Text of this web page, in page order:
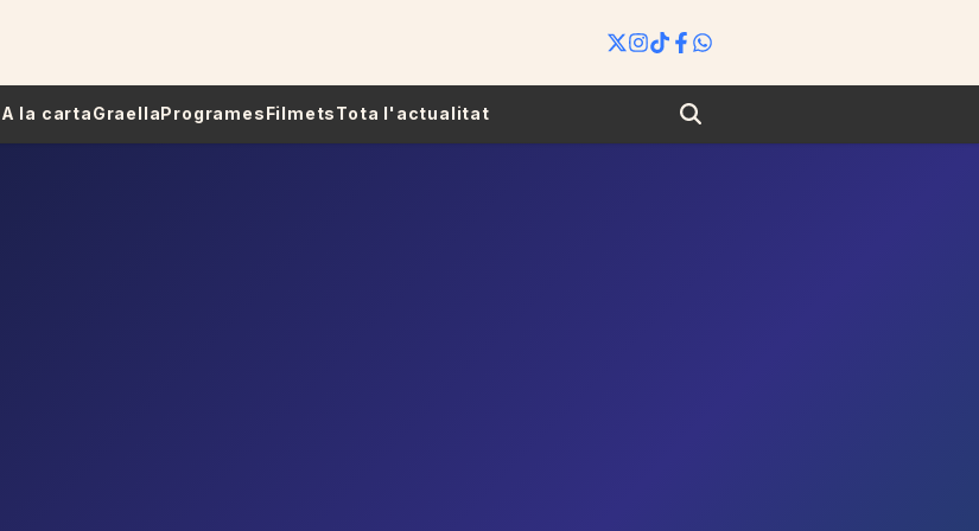
A la cartaGraellaProgramesFilmetsTota l'actualitat Search